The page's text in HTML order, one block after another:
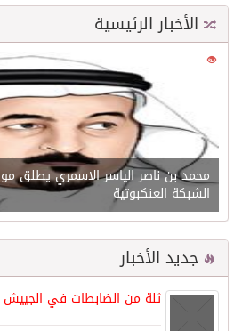
الأخبار الرئيسية
21539
محمد بن ناصر الياسر الاسمري
الشبكة العنكبوتية
جديد الأخبار
ثلة من الضابطات في الجييش